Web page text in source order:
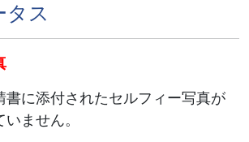
タス
書に添付されたセルフィー写真が
ません。